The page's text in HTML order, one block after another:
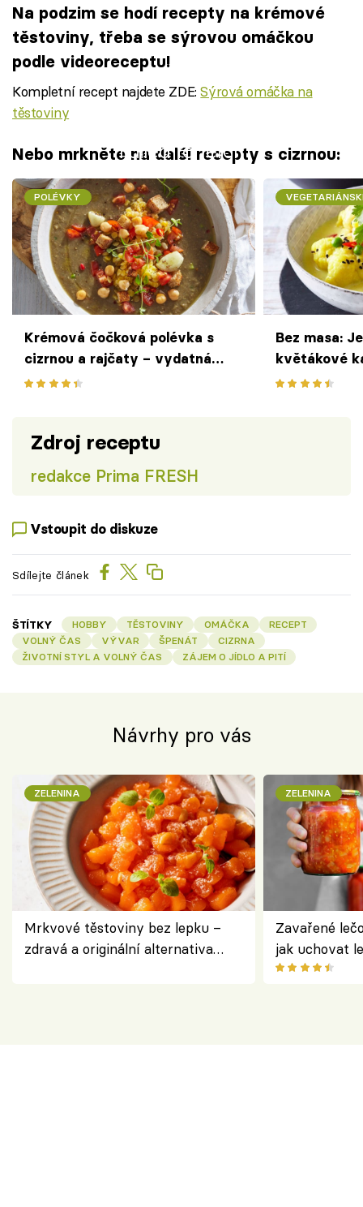
Na podzim se hodí recepty na krémové
těstoviny, třeba se sýrovou omáčkou
podle videoreceptu!
Kompletní recept najdete ZDE:Sýrová omáčka na
těstoviny
Failed to fetch
Nebo mrkněte na další recepty s cizrnou:
POLÉVKY
Krémová čočková polévka s
cizrnou a rajčaty – vydatná
luštěninová polévka do
Bez masa:
květákové
hráškem a
Zdroj receptu
redakce Prima FRESH
Vstoupit do diskuze
Sdílejte článek
ŠTÍTKY HOBBY TĚSTOVINY OMÁČKA
RECEPT
VOLNÝ ČAS
VÝVAR ŠPENÁT
CIZRNA
ŽIVOTNÍ STYL A VOLNÝ ČAS
ZÁJEM O JÍDLO A PITÍ
Návrhy pro vás
ZELENINA
Mrkvové těstoviny bez lepku –
zdravá a originální alternativa
ZELENINA
Zavařené
jak uchovat